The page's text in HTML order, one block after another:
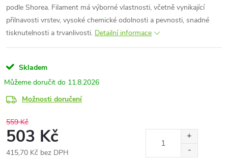
podle Shorea. Filament má výborné vlastnosti, včetně vynikající
přilnavosti vrstev, vysoké chemické odolnosti a pevnosti, snadné
tisknutelnosti a trvanlivosti. Detailní informace
Skladem
11.8.2026
Možnosti doručení
559 Kč
503 Kč
415,70 Kč bez DPH